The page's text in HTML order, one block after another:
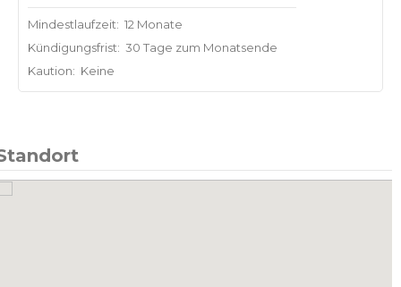
Mindestlaufzeit: 12 Monate
Kündigungsfrist: 30 Tage zum Monatsende
Kaution: Keine